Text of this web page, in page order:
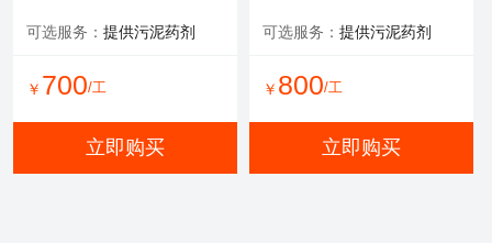
可选服务： 提供污泥药剂
￥ 700/工
立即购买
可选服务： 提供污泥药剂
￥ 800/工
立即购买